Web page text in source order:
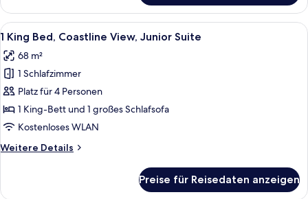
King
Bed,
Oceanfront
Executive
Suite
Alle
Fotos
für
King
Bed,
Coastline
Junior
Ein Hotelzimmer mit Balkon,
4
1 King Bed, Coastline View, Junior Suite
68 m²
1 Schlafzimmer
Platz für 4 Personen
1 King-Bett und 1 großes Schlafsofa
Kostenloses WLAN
Weitere Details
Weitere
King
Preise für Reisedaten anzeigen